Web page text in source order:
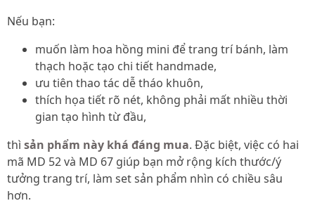
Nếu bạn:
muốn làm hoa hồng mini để trang trí bánh, làm
thạch hoặc tạo chi tiết handmade,
ưu tiên thao tác dễ tháo khuôn,
thích họa tiết rõ nét, không phải mất nhiều thời
gian tạo hình từ đầu,
thì sản phẩm này khá đáng mua. Đặc biệt, việc có hai
mã MD 52 và MD 67 giúp bạn mở rộng kích thước/ý
tưởng trang trí, làm set sản phẩm nhìn có chiều sâu
hơn.